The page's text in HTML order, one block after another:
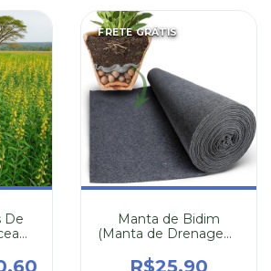
De
FRETE GRÁTIS
Manta de Bidim
(Manta de Drenagem)
R$25,90